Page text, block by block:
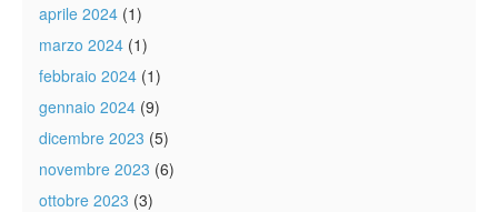
aprile 2024 (1)
marzo 2024 (1)
febbraio 2024 (1)
gennaio 2024 (9)
dicembre 2023 (5)
novembre 2023 (6)
ottobre 2023 (3)